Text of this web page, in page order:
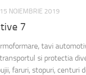
15 NOIEMBRIE 2019
7
tavi
si protectia
faruri, stopuri, centuri